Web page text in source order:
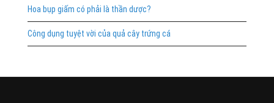
Hoa bụp giấm có phải là thần dược?
Công dụng tuyệt vời của quả cây trứng cá